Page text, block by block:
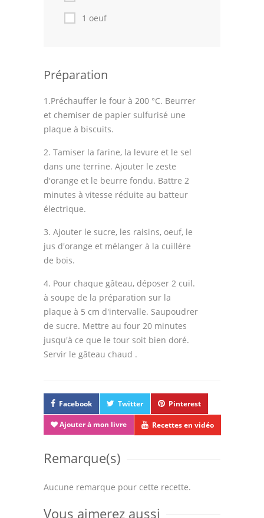
1 oeuf
Préparation
1.Préchauffer le four à 200 °C. Beurrer
et chemiser de papier sulfurisé une
plaque à biscuits.
2. Tamiser la farine, la levure et le sel
dans une terrine. Ajouter le zeste
d'orange et le beurre fondu. Battre 2
minutes à vitesse réduite au batteur
électrique.
3. Ajouter le sucre, les raisins, oeuf, le
jus d'orange et mélanger à la cuillère
de bois.
4. Pour chaque gâteau, déposer 2 cuil.
à soupe de la préparation sur la
plaque à 5 cm d'intervalle. Saupoudrer
de sucre. Mettre au four 20 minutes
jusqu'à ce que le tour soit bien doré.
Servir le gâteau chaud .
Facebook Twitter Pinterest
Ajouter à mon livre Recettes en vidéo
Remarque(s)
Aucune remarque pour cette recette.
Vous aimerez aussi